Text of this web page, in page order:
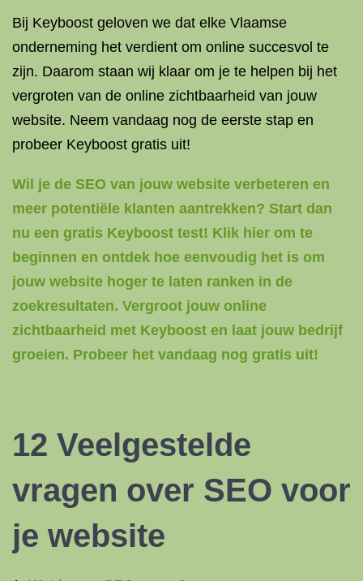
Bij Keyboost geloven we dat elke Vlaamse
onderneming het verdient om online succesvol te
zijn. Daarom staan wij klaar om je te helpen bij het
vergroten van de online zichtbaarheid van jouw
website. Neem vandaag nog de eerste stap en
probeer Keyboost gratis uit!
Wil je de SEO van jouw website verbeteren en
meer potentiële klanten aantrekken? Start dan
nu een gratis Keyboost test! Klik hier om te
beginnen en ontdek hoe eenvoudig het is om
jouw website hoger te laten ranken in de
zoekresultaten. Vergroot jouw online
zichtbaarheid met Keyboost en laat jouw bedrijf
groeien. Probeer het vandaag nog gratis uit!
12 Veelgestelde
vragen over SEO voor
je website